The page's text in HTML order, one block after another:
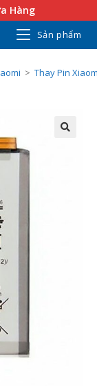
Hàng
Sản phẩm
> Thay Pin